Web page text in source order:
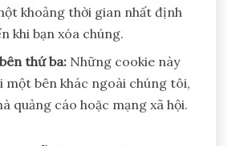
khoảng thời gian nhất định
khi bạn xóa chúng.
thứ ba: Những cookie này
một bên khác ngoài chúng tôi,
quảng cáo hoặc mạng xã hội.